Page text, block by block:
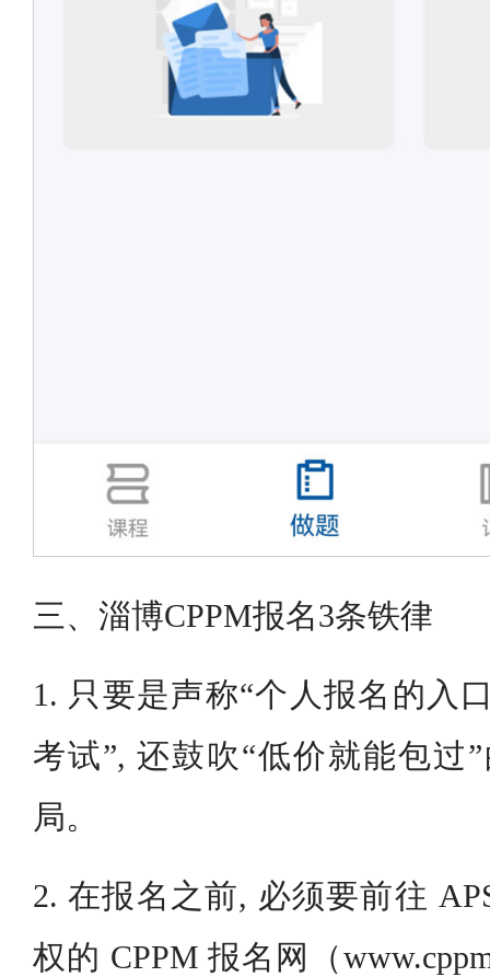
三、淄博CPPM报名3条铁律
1. 只要是声称“个人报名的入
考试”, 还鼓吹“低价就能包过
局。
2. 在报名之前, 必须要前往
权的 CPPM 报名网（